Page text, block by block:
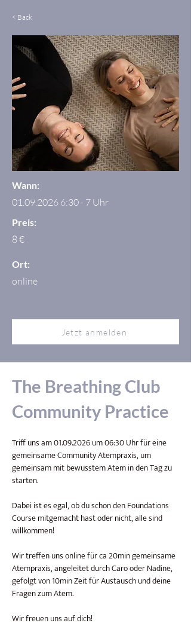
< Back
Wann:
01.09.2026 6:30 - 7 Uhr
Preis:
8 €
Ort:
online
Jetzt anmelden
The Breathing Club
Community Practice
Triff uns am 01.09.2026 um 06:30 Uhr für eine
gemeinsame Community Atempraxis, um
gemeinsam mit bewusstem Atem in den Tag zu
starten.
Dabei ist es egal, ob du schon den Foundations
Course mitgemacht hast oder nicht, alle sind
willkommen!
Wir treffen uns online für ca 20min gemeinsame
Atempraxis, angeleitet durch Caro oder Nadine,
gefolgt von 10min Zeit für Austausch und deine
Fragen zum Atem.
Wir freuen uns auf dich!